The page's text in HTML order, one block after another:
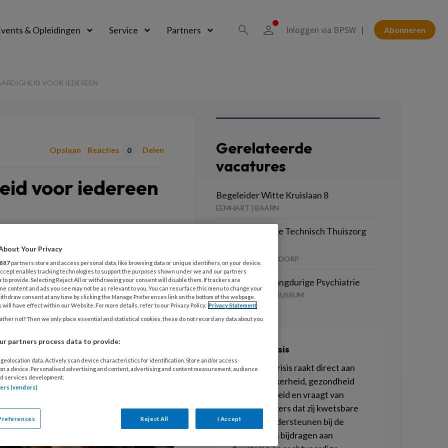
& Opleidingen Service Partners Abonneren
Inloggen via BPSW
VOOR IEDEREEN
Opslaan Reacties 0 Delen
voor iedereen
werker Anna Hoefnagels de
in Oslo, waar ze een
rol van sociaal werkers bij
aan een samenleving waarin
Gerelateerde
vacatures
Begeleider Witte Kruislaan 8
EEMHART | BAARN
Verpleegkundige Technisch Thuiszorg
ACTIVITE | LEIDERDORP
GGZ-Agoog - Langdurige Psychiatrie
GGZ CENTRAAL | BUSSUM
Klimaatcrisis
De klimaatcrisis raakt direct aan
bestaanszekerheid, gezondheid
en ongelijkheid en vraagt van
sociaal werkers dat zij kwetsbare
groepen ondersteunen bij de
gevolgen en bijdragen aan
Your Privacy
887 partners store and access personal data, like browsing data or unique identifiers, on your device.
enables tracking technologies to support the purposes shown under we and our partners
to provide. Selecting Reject All or withdrawing your consent will disable them. If trackers are
content and ads you see may not be as relevant to you. You can resurface this menu to change your
consent at any time by clicking the Manage Preferences link on the bottom of the webpage.
will have effect within our Website. For more details, refer to our Privacy Policy. Privacy Statement
not? Then we only place essential and statistical cookies, these do not record any data about you
partners process data to provide:
data. Actively scan device characteristics for identification. Store and/or access
a device. Personalised advertising and content, advertising and content measurement, audience
services development.
(vendors)
Reject All I Accept